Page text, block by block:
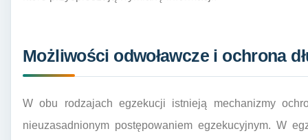
Możliwości odwoławcze i ochrona
W obu rodzajach egzekucji istnieją mechanizmy
nieuzasadnionym postępowaniem egzekucyjnym. W